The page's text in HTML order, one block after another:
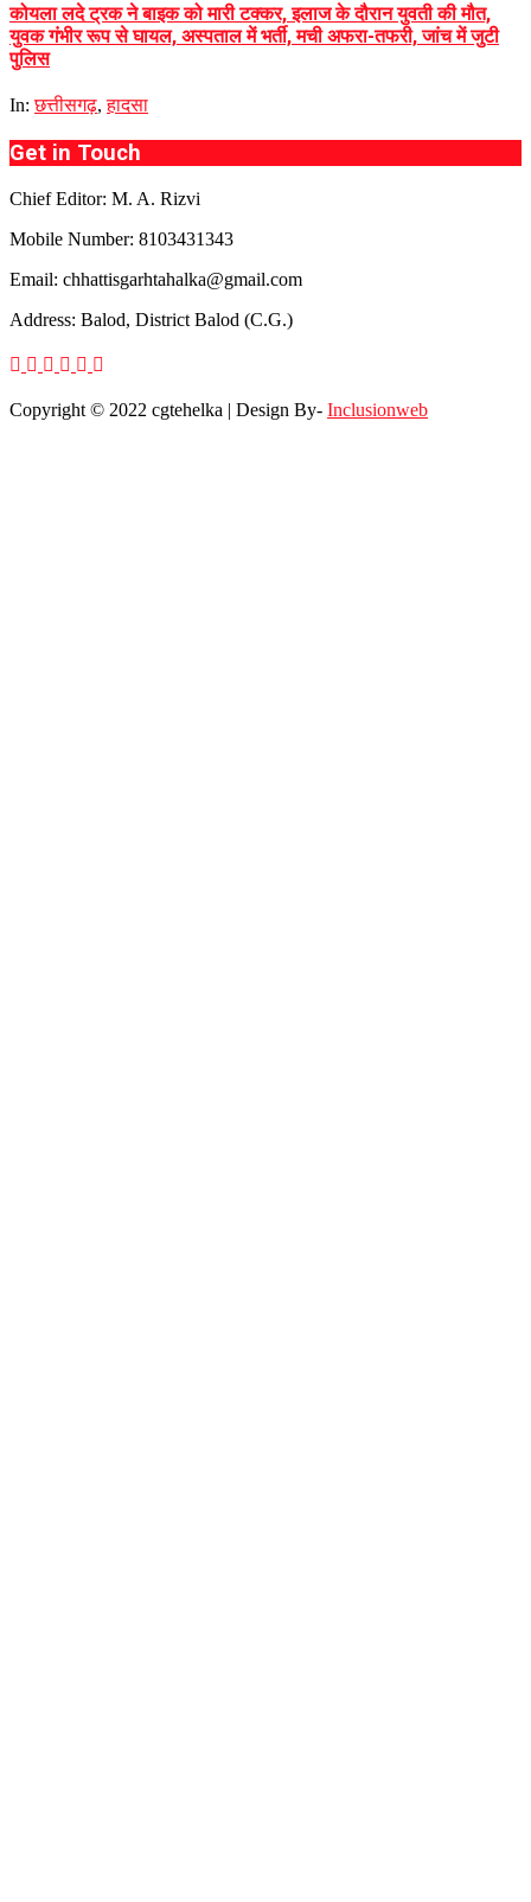
कोयला लदे ट्रक ने बाइक को मारी टक्कर, इलाज के दौरान युवती की मौत,
युवक गंभीर रूप से घायल, अस्पताल में भर्ती, मची अफरा-तफरी, जांच में जुटी
पुलिस
In: छत्तीसगढ़,हादसा
Get in Touch
Chief Editor: M. A. Rizvi
Mobile Number: 8103431343
Email: chhattisgarhtahalka@gmail.com
Address: Balod, District Balod (C.G.)
Copyright © 2022 cgtehelka | Design By- Inclusionweb